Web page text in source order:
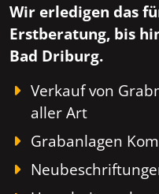
Wir erledigen das
Erstberatung, bis
Bad Driburg.
Verkauf von
aller Art
Grabanlagen